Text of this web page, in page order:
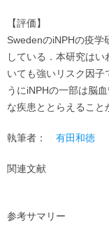
【評価】
SwedenのiNPHの疫学
している．本研究は
いても強いリスク因子
うにiNPHの一部は脳
な疾患ととらえること
執筆者： 有田和徳
関連文献
参考サマリー